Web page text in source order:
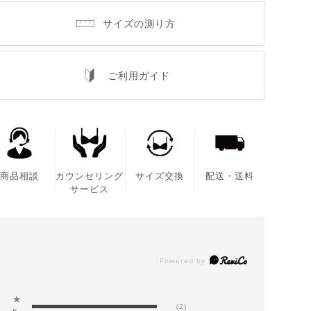
サイズの測り方
ご利用ガイド
商品相談
カウンセリング
サービス
サイズ交換 配送・送料
★
(2)